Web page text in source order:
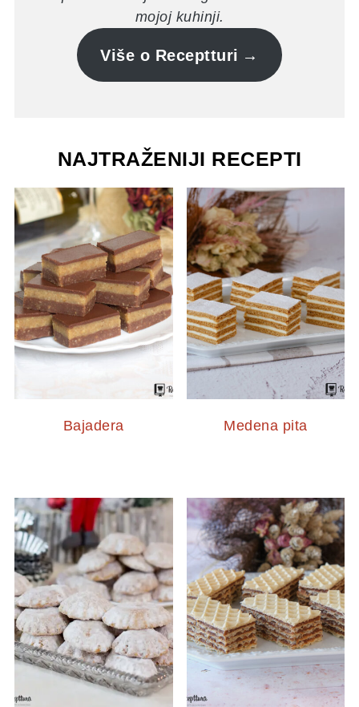
mojoj kuhinji.
Više o Receptturi
NAJTRAŽENIJI RECEPTI
Bajadera Medena pita